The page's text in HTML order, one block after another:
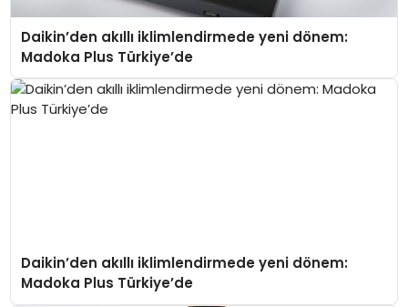
Daikin’den akıllı iklimlendirmede yeni dönem:
Madoka Plus Türkiye’de
Daikin’den akıllı iklimlendirmede yeni dönem:
Madoka Plus Türkiye’de